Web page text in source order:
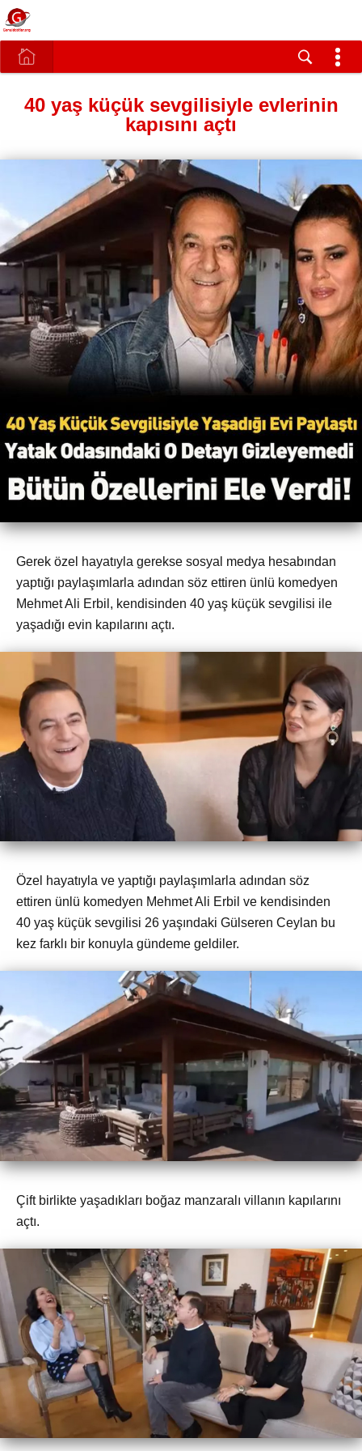
40 yaş küçük sevgilisiyle evlerinin
kapısını açtı
Gerek özel hayatıyla gerekse sosyal medya hesabından
yaptığı paylaşımlarla adından söz ettiren ünlü komedyen
Mehmet Ali Erbil, kendisinden 40 yaş küçük sevgilisi ile
yaşadığı evin kapılarını açtı.
Özel hayatıyla ve yaptığı paylaşımlarla adından söz
ettiren ünlü komedyen Mehmet Ali Erbil ve kendisinden
40 yaş küçük sevgilisi 26 yaşındaki Gülseren Ceylan bu
kez farklı bir konuyla gündeme geldiler.
Çift birlikte yaşadıkları boğaz manzaralı villanın kapılarını
açtı.